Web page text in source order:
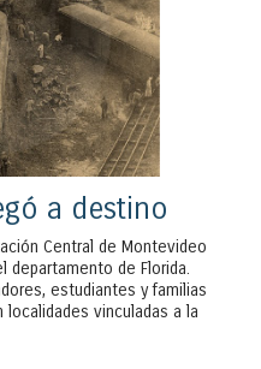
a destino
Central de Montevideo
departamento de Florida.
estudiantes y familias
vinculadas a la